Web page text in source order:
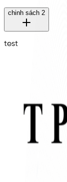
chinh sách 2
test